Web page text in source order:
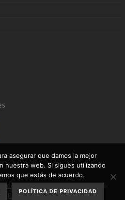
2007-2022 © algodelinux
de
Política de cookies
asegurar que damos la mejor
nuestra web. Si sigues utilizando
que estás de acuerdo.
POLÍTICA DE PRIVACIDAD